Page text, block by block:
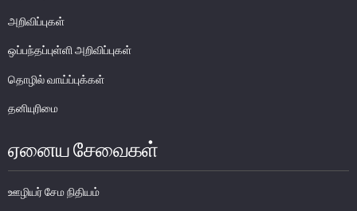
பொதுநோக்கு
அறிவிப்புகள்
ஒப்பந்தப்புள்ளி அறிவிப்புகள்
தொழில் வாய்ப்புக்கள்
தனியுரிமை
ஏனைய சேவைகள்
ஊழியர் சேம நிதியம்